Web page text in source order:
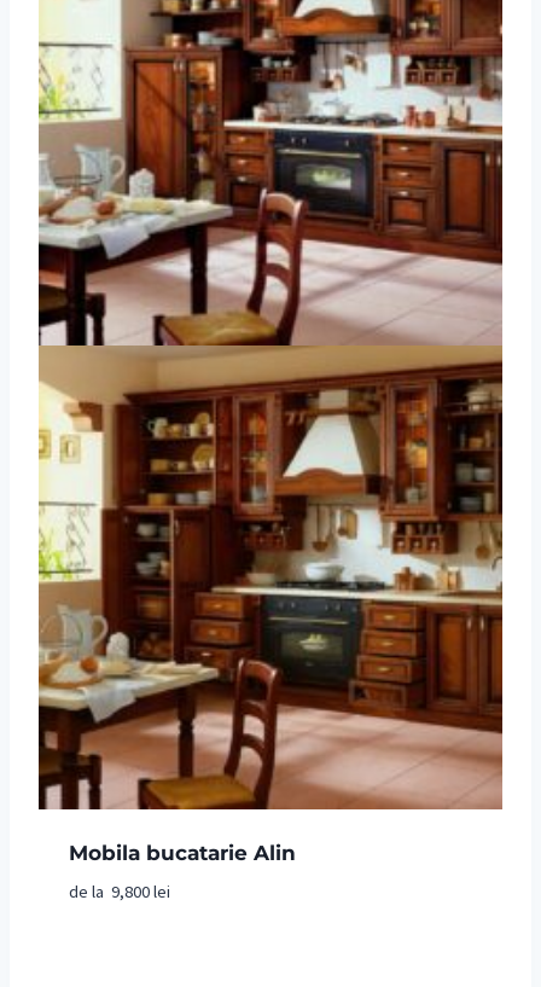
Mobila bucatarie Alin
de la 9,800lei